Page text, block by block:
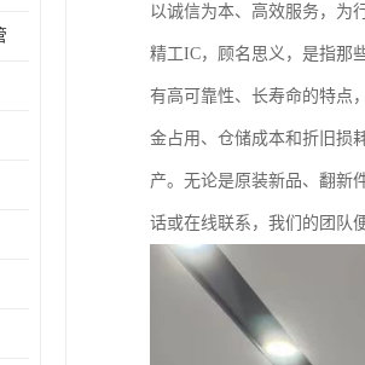
以诚信为本、高效服务，为
精工IC，顾名思义，是指那
有高可靠性、长寿命的特点
金占用、仓储成本和折旧损
产。无论是原装新品、翻新
话或在线联系，我们的团队